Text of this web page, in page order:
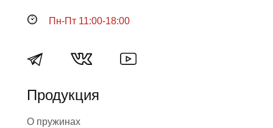
Пн-Пт 11:00-18:00
Продукция
О пружинах